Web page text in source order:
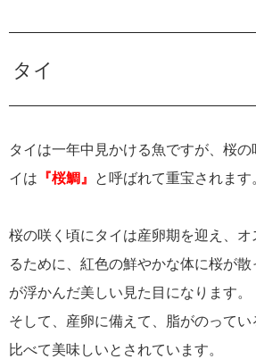
タイ
タイは一年中見かける魚ですが、桜
イは 『桜鯛』 と呼ばれて重宝されます
桜の咲く頃にタイは産卵期を迎え、
るために、紅色の鮮やかな体に桜が
が浮かんだ美しい見た目になります。
そして、産卵に備えて、脂がのって
比べて美味しいとされています。